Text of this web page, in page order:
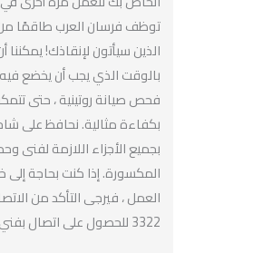
توظف فرسان العرب طاقمًا من
الذين سيأتون لإنقاذك! يمكننا أن
بالوقت الذي يجب أن يخضع فيه
فحص صيانة روتينية ، حتى تتمكن
بكفاءة مثالية. نحافظ على
بجميع الأجزاء اللازمة لفنى وحدة
المكسورة. إذا كنت بحاجة إلى